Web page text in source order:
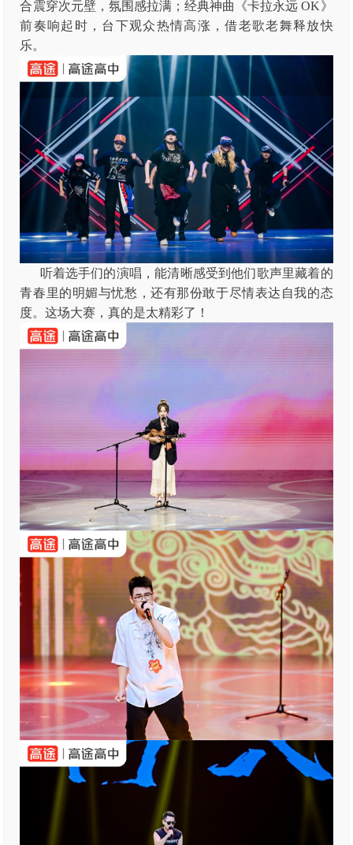
合震穿次元壁，氛围感拉满；经典神曲《卡拉永远 OK》
前奏响起时，台下观众热情高涨，借老歌老舞释放快
乐。
听着选手们的演唱，能清晰感受到他们歌声里藏着的
青春里的明媚与忧愁，还有那份敢于尽情表达自我的态
度。这场大赛，真的是太精彩了！